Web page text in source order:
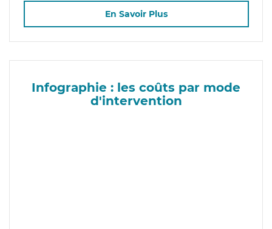
En Savoir Plus
Infographie : les coûts par mode
d'intervention